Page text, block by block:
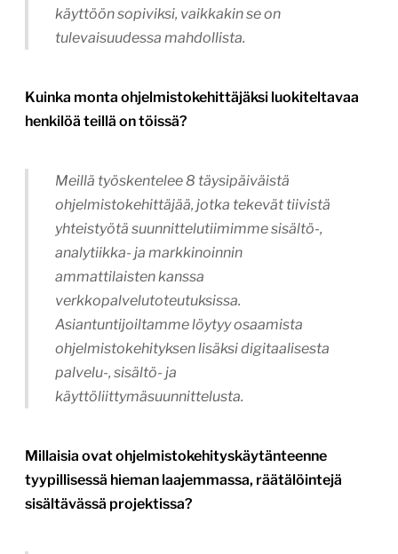
käyttöön sopiviksi, vaikkakin se on
tulevaisuudessa mahdollista.
Kuinka monta ohjelmistokehittäjäksi luokiteltavaa
henkilöä teillä on töissä?
Meillä työskentelee 8 täysipäiväistä
ohjelmistokehittäjää, jotka tekevät tiivistä
yhteistyötä suunnittelutiimimme sisältö-,
analytiikka- ja markkinoinnin
ammattilaisten kanssa
verkkopalvelutoteutuksissa.
Asiantuntijoiltamme löytyy osaamista
ohjelmistokehityksen lisäksi digitaalisesta
palvelu-, sisältö- ja
käyttöliittymäsuunnittelusta.
Millaisia ovat ohjelmistokehityskäytänteenne
tyypillisessä hieman laajemmassa, räätälöintejä
sisältävässä projektissa?